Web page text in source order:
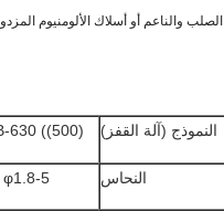
النموذج (آلة القفز)
630 ((500)
النحاس φ1.8-5 ملم